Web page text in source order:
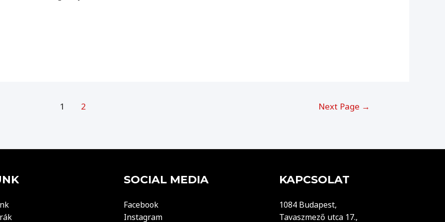
1 2 Next Page →
SOCIAL MEDIA
Facebook
Instagram
KAPCSOLAT
1084 Budapest,
Tavaszmező utca 17.,